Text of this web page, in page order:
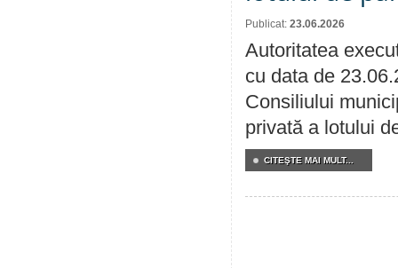
Publicat: 23.06.2026
Autoritatea
cu data de
Consiliului
privată a lotului
CITEŞTE MAI MULT...